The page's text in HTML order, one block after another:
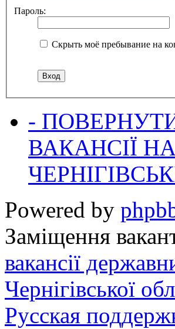
Пароль:
Скрыть моё пребывание на
-
ВАКАНСІЇ
Powered by
Заміщення
вакансії
Чернігівської
Русская